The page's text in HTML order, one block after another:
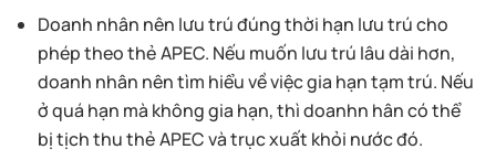
Doanh nhân nên lưu trú đúng thời hạn lưu trú cho
phép theo thẻ APEC. Nếu muốn lưu trú lâu dài hơn,
doanh nhân nên tìm hiểu về việc gia hạn tạm trú. Nếu
ở quá hạn mà không gia hạn, thì doanhn hân có thể
bị tịch thu thẻ APEC và trục xuất khỏi nước đó.